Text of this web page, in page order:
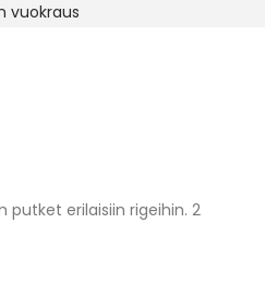
vuokraus
putket erilaisiin rigeihin. 2